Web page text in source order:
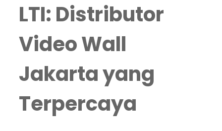
LTI: Distributor
Video Wall
Jakarta yang
Terpercaya